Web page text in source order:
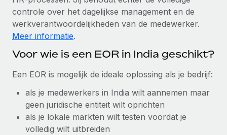
Entiteiten oprichten
Stel snel compliant entiteiten op
Mobiliteit en overplaatsing
Secundaire arbeidsvoorwaarden
Eenvoudig secundaire arbeidsvoorwaarden
beheren
Contractor Management
Belastingen
BLOG
Productupdates van Remote: Gusto- en Xero-
integraties en Contractor Management Plus
controle over het dagelijkse management en de
werkverantwoordelijkheden van de medewerker.
Meer informatie.
Voor wie is een EOR in India geschikt?
Een EOR is mogelijk de ideale oplossing als je bedrijf:
als je medewerkers in India wilt aannemen maar
geen juridische entiteit wilt oprichten
als je lokale markten wilt testen voordat je
volledig wilt uitbreiden